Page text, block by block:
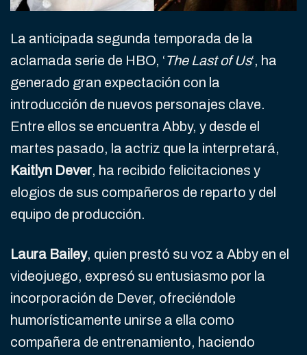
La anticipada segunda temporada de la
aclamada serie de HBO, ‘The Last of Us‘, ha
generado gran expectación con la
introducción de nuevos personajes clave.
Entre ellos se encuentra Abby, y desde el
martes pasado, la actriz que la interpretará,
Kaitlyn Dever, ha recibido felicitaciones y
elogios de sus compañeros de reparto y del
equipo de producción.
Laura Bailey, quien prestó su voz a Abby en el
videojuego, expresó su entusiasmo por la
incorporación de Dever, ofreciéndole
humorísticamente unirse a ella como
compañera de entrenamiento, haciendo